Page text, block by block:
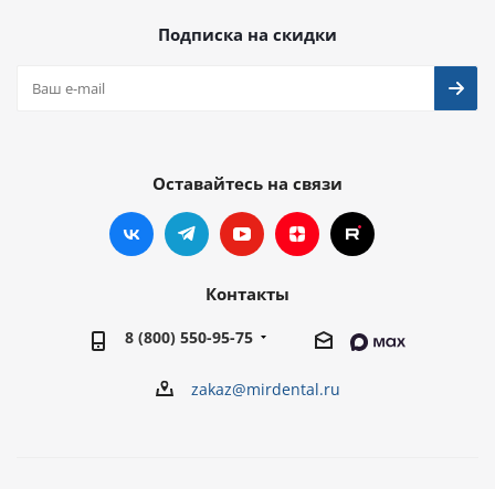
Подписка на скидки
Оставайтесь на связи
Контакты
8 (800) 550-95-75
zakaz@mirdental.ru